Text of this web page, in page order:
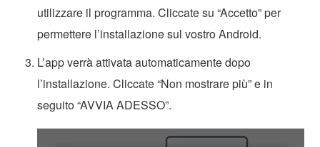
utilizzare il programma. Cliccate su “Accetto” per
permettere l’installazione sul vostro Android.
L’app verrà attivata automaticamente dopo
l’installazione. Cliccate “Non mostrare più” e in
seguito “AVVIA ADESSO”.